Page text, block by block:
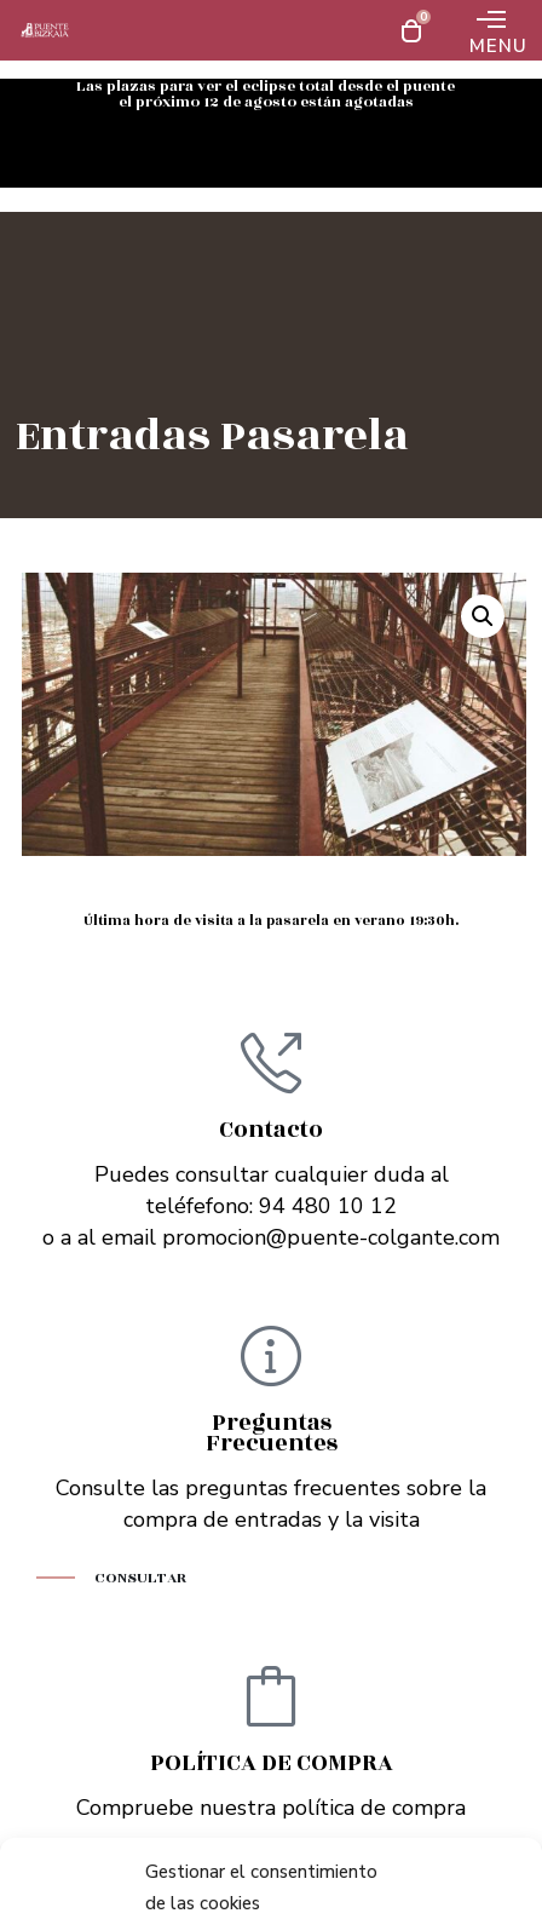
Gestionar el consentimiento
de las cookies
0
MENU
Las plazas para ver el eclipse total desde el puente
el próximo 12 de agosto están agotadas
Entradas Pasarela
Última hora de visita a la pasarela en verano 19:30h.
Contacto
Puedes consultar cualquier duda al
teléfefono: 94 480 10 12
o a al email promocion@puente-colgante.com
Preguntas
Frecuentes
Consulte las preguntas frecuentes sobre la
compra de entradas y la visita
CONSULTAR
POLÍTICA DE COMPRA
Compruebe nuestra política de compra
CONSULTAR